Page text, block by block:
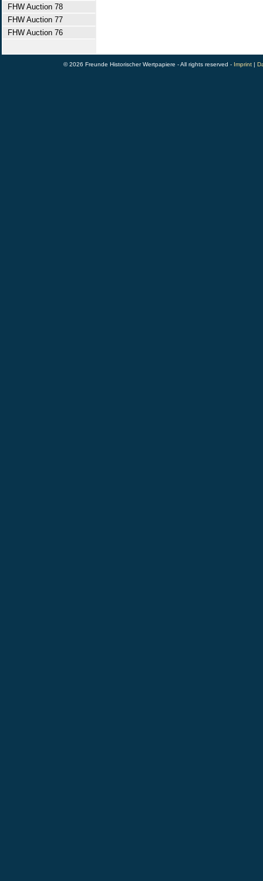
FHW Auction 78
FHW Auction 77
FHW Auction 76
© 2026 Freunde Historischer Wertpapiere - All rights reserved - Imprint |